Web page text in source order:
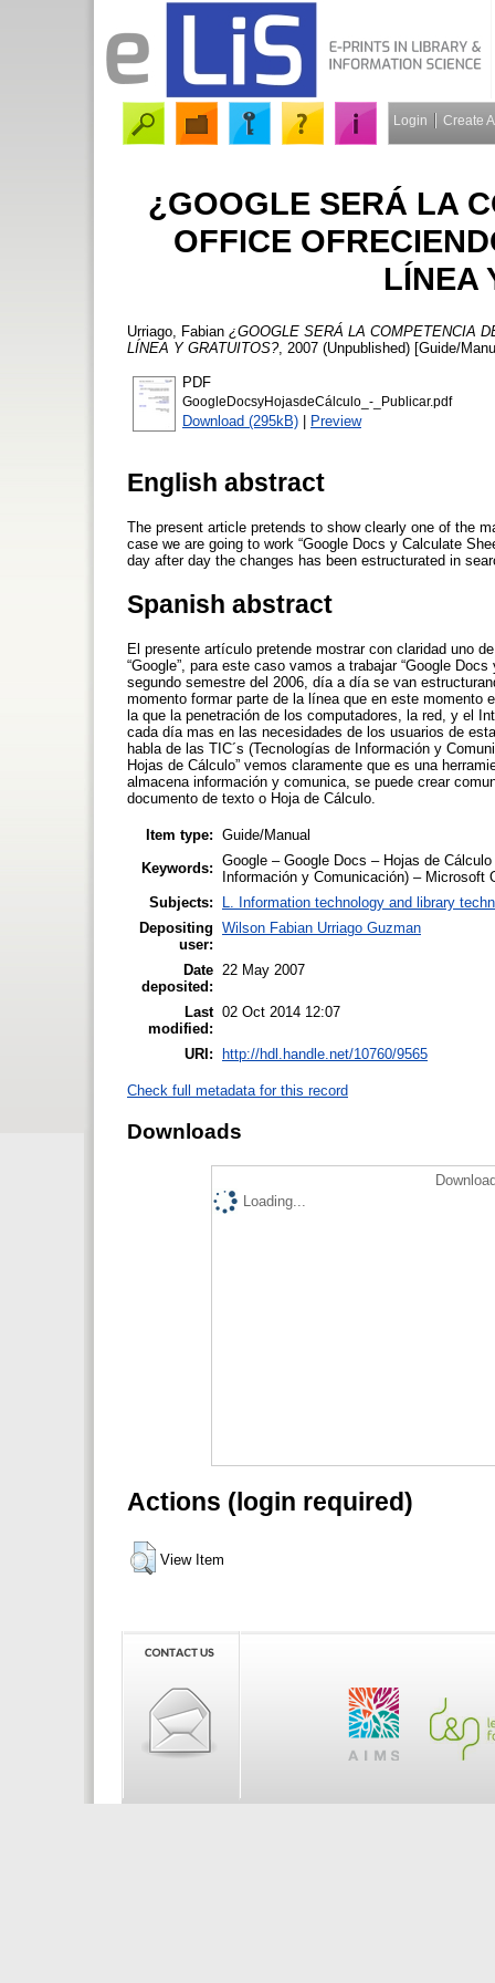
Login Create
¿GOOGLE SERÁ LA
OFFICE
LÍNEA
Urriago, Fabian ¿GOOGLE SERÁ LA COMPETENCIA
LÍNEA Y GRATUITOS?, 2007 (Unpublished) [Guide/
PDF
GoogleDocsyHojasdeCálculo_-_Publicar.pdf
Download (295kB) | Preview
English abstract
The present article pretends to show clearly one of the
case we are going to work “Google Docs y Calculate
day after day the changes has been estructurated in
Spanish abstract
El presente artículo pretende mostrar con claridad uno
“Google”, para este caso vamos a trabajar “Google
segundo semestre del 2006, día a día se van
momento formar parte de la línea que en este
la que la penetración de los computadores, la red, y el
cada día mas en las necesidades de los usuarios de
habla de las TIC´s (Tecnologías de Información y
Hojas de Cálculo” vemos claramente que es una
almacena información y comunica, se puede crear
documento de texto o Hoja de Cálculo.
Item type: Guide/Manual
Keywords: Google – Google Docs – Hojas de
Información y Comunicación) – Microsoft
Subjects:
L. Information technology and library
Depositing
user:
Wilson Fabian Urriago Guzman
Date
deposited:
22 May 2007
Last
modified:
02 Oct 2014 12:07
URI: http://hdl.handle.net/10760/9565
Check full metadata for this record
Downloads
Loading...
Actions (login required)
View Item